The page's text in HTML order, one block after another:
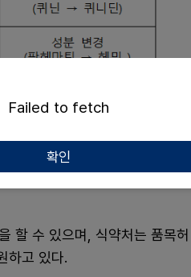
할 수 있으며, 식약처는 품목허
하고 있다.
Failed to fetch
확인